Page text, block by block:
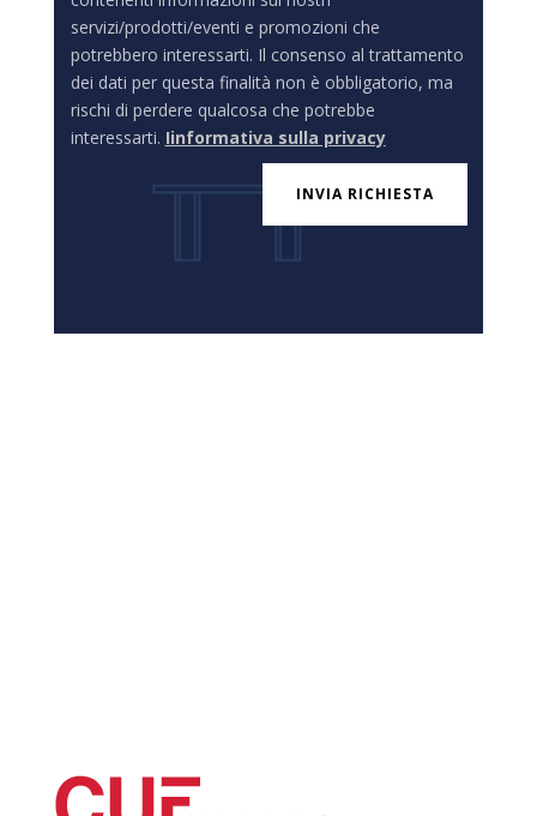
servizi/prodotti/eventi e promozioni che
potrebbero interessarti. Il consenso al trattamento
dei dati per questa finalità non è obbligatorio, ma
rischi di perdere qualcosa che potrebbe
interessarti. Iinformativa sulla privacy
INVIA RICHIESTA